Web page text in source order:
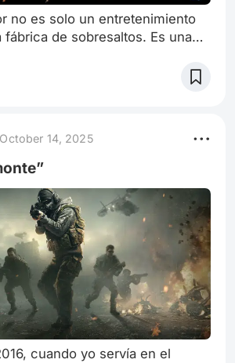
no es solo un entretenimiento
fábrica de sobresaltos. Es una
colectivas y de las sombras que
lo reprimido, representar
aquello que la razón o la moral
A través de sus
October 14, 2025
cuando yo servía en el